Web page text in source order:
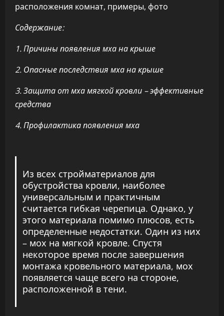
расположения комнат, примеры, фото
Содержание:
1. Причины появления мха на крыше
2. Опасные последствия мха на крыше
3. Защита от мха мягкой кровли – эффективные
средства
4. Профилактика появления мха
Из всех стройматериалов для
обустройства кровли, наиболее
универсальным и практичным
считается гибкая черепица. Однако, у
этого материала помимо плюсов, есть
определенные недостатки. Один из них
– мох на мягкой кровле. Спустя
некоторое время после завершения
монтажа кровельного материала, мох
появляется чаще всего на стороне,
расположенной в тени.